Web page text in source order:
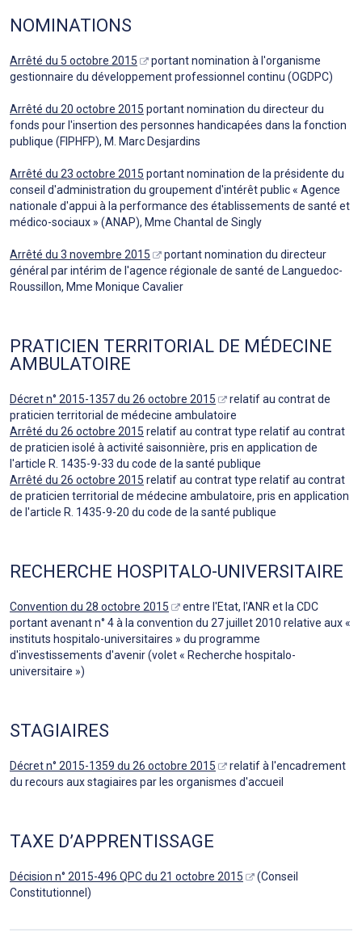
NOMINATIONS
Arrêté du 5 octobre 2015
portant nomination à l'organisme
gestionnaire du développement professionnel continu (OGDPC)
Arrêté du 20 octobre 2015 portant nomination du directeur du
fonds pour l'insertion des personnes handicapées dans la fonction
publique (FIPHFP), M. Marc Desjardins
Arrêté du 23 octobre 2015 portant nomination de la présidente du
conseil d'administration du groupement d'intérêt public « Agence
nationale d'appui à la performance des établissements de santé et
médico-sociaux » (ANAP), Mme Chantal de Singly
Arrêté du 3 novembre 2015
portant nomination du directeur
général par intérim de l'agence régionale de santé de Languedoc-
Roussillon, Mme Monique Cavalier
PRATICIEN TERRITORIAL DE MÉDECINE
AMBULATOIRE
Décret n° 2015-1357 du 26 octobre 2015
relatif au contrat de
praticien territorial de médecine ambulatoire
Arrêté du 26 octobre 2015 relatif au contrat type relatif au contrat
de praticien isolé à activité saisonnière, pris en application de
l'article R. 1435-9-33 du code de la santé publique
Arrêté du 26 octobre 2015 relatif au contrat type relatif au contrat
de praticien territorial de médecine ambulatoire, pris en application
de l'article R. 1435-9-20 du code de la santé publique
RECHERCHE HOSPITALO-UNIVERSITAIRE
Convention du 28 octobre 2015
entre l'Etat, l'ANR et la CDC
portant avenant n° 4 à la convention du 27 juillet 2010 relative aux «
instituts hospitalo-universitaires » du programme
d'investissements d'avenir (volet « Recherche hospitalo-
universitaire »)
STAGIAIRES
Décret n° 2015-1359 du 26 octobre 2015
relatif à l'encadrement
du recours aux stagiaires par les organismes d'accueil
TAXE D’APPRENTISSAGE
Décision n° 2015-496 QPC du 21 octobre 2015
(Conseil
Constitutionnel)